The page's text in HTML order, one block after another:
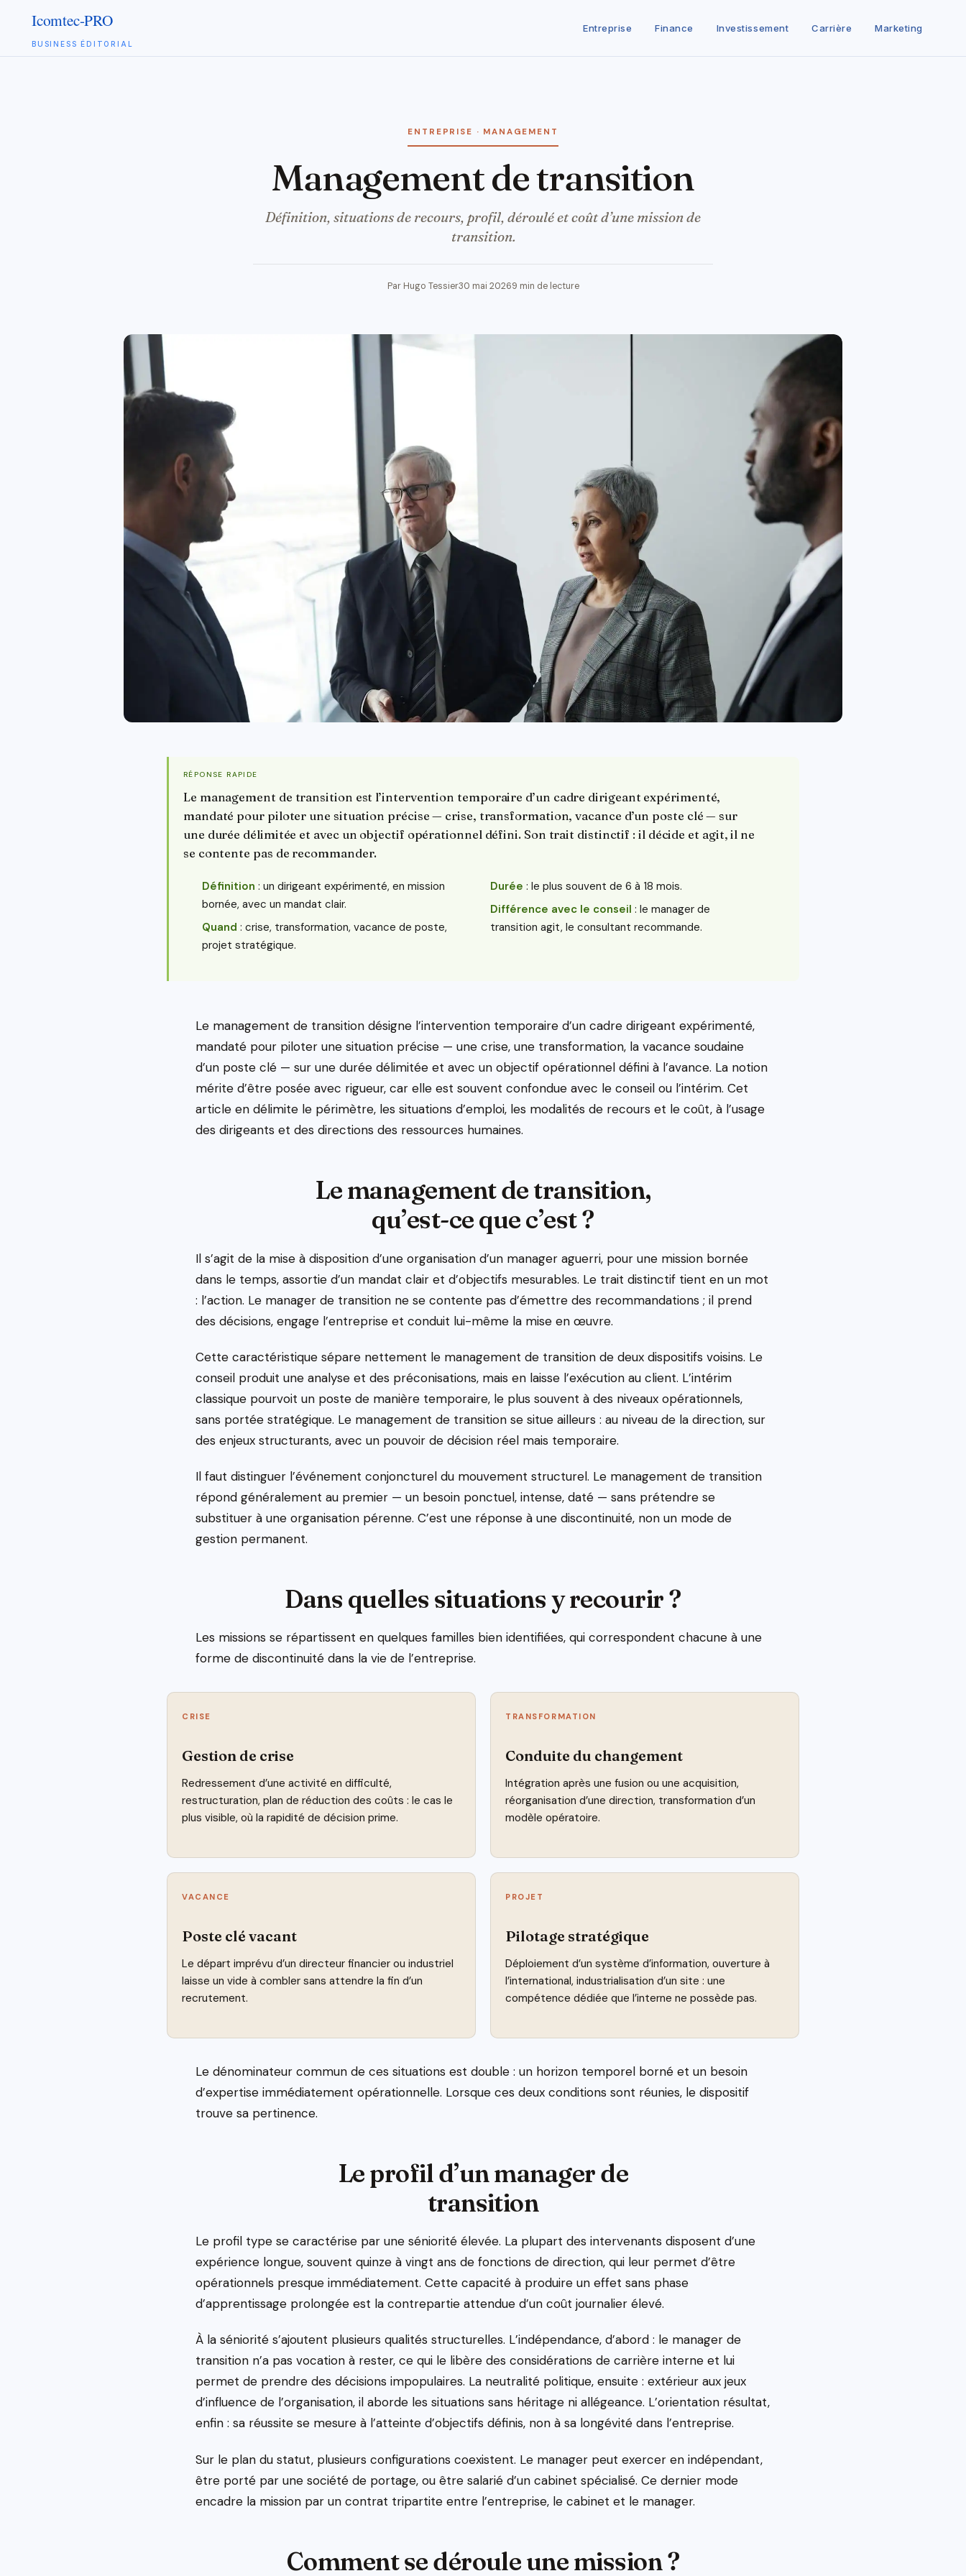
BUSINESS ÉDITORIAL
Entreprise Finance Investissement Carrière Marketing
ENTREPRISE · MANAGEMENT
management de transition
Définition, situations de recours, profil, déroulé et coût d’une mission de
transition.
Par Hugo Tessier30 mai 20269 min de lecture
RÉPONSE RAPIDE
Le management de transition est l’intervention temporaire d’un cadre dirigeant expérimenté,
mandaté pour piloter une situation précise — crise, transformation, vacance d’un poste clé — sur
une durée délimitée et avec un objectif opérationnel défini. Son trait distinctif : il décide et agit, il ne
se contente pas de recommander.
Définition : un dirigeant expérimenté, en mission
bornée, avec un mandat clair.
Quand : crise, transformation, vacance de poste,
projet stratégique.
Durée : le plus souvent de 6 à 18 mois.
Différence avec le conseil : le manager de
transition agit, le consultant recommande.
Le management de transition désigne l’intervention temporaire d’un cadre dirigeant expérimenté,
mandaté pour piloter une situation précise — une crise, une transformation, la vacance soudaine
d’un poste clé — sur une durée délimitée et avec un objectif opérationnel défini à l’avance. La notion
mérite d’être posée avec rigueur, car elle est souvent confondue avec le conseil ou l’intérim. Cet
article en délimite le périmètre, les situations d’emploi, les modalités de recours et le coût, à l’usage
des dirigeants et des directions des ressources humaines.
Le management de transition,
qu’est-ce que c’est ?
Il s’agit de la mise à disposition d’une organisation d’un manager aguerri, pour une mission bornée
dans le temps, assortie d’un mandat clair et d’objectifs mesurables. Le trait distinctif tient en un mot
: l’action. Le manager de transition ne se contente pas d’émettre des recommandations ; il prend
des décisions, engage l’entreprise et conduit lui-même la mise en œuvre.
Cette caractéristique sépare nettement le management de transition de deux dispositifs voisins. Le
conseil produit une analyse et des préconisations, mais en laisse l’exécution au client. L’intérim
classique pourvoit un poste de manière temporaire, le plus souvent à des niveaux opérationnels,
sans portée stratégique. Le management de transition se situe ailleurs : au niveau de la direction, sur
des enjeux structurants, avec un pouvoir de décision réel mais temporaire.
Il faut distinguer l’événement conjoncturel du mouvement structurel. Le management de transition
répond généralement au premier — un besoin ponctuel, intense, daté — sans prétendre se
substituer à une organisation pérenne. C’est une réponse à une discontinuité, non un mode de
gestion permanent.
Dans quelles situations y recourir ?
Les missions se répartissent en quelques familles bien identifiées, qui correspondent chacune à une
forme de discontinuité dans la vie de l’entreprise.
CRISE
Gestion de crise
Redressement d’une activité en difficulté,
restructuration, plan de réduction des coûts : le cas le
plus visible, où la rapidité de décision prime.
TRANSFORMATION
Conduite du changement
Intégration après une fusion ou une acquisition,
réorganisation d’une direction, transformation d’un
modèle opératoire.
VACANCE
Poste clé vacant
Le départ imprévu d’un directeur financier ou industriel
laisse un vide à combler sans attendre la fin d’un
recrutement.
PROJET
Pilotage stratégique
Déploiement d’un système d’information, ouverture à
l’international, industrialisation d’un site : une
compétence dédiée que l’interne ne possède pas.
Le dénominateur commun de ces situations est double : un horizon temporel borné et un besoin
d’expertise immédiatement opérationnelle. Lorsque ces deux conditions sont réunies, le dispositif
trouve sa pertinence.
Le profil d’un manager de
transition
Le profil type se caractérise par une séniorité élevée. La plupart des intervenants disposent d’une
expérience longue, souvent quinze à vingt ans de fonctions de direction, qui leur permet d’être
opérationnels presque immédiatement. Cette capacité à produire un effet sans phase
d’apprentissage prolongée est la contrepartie attendue d’un coût journalier élevé.
À la séniorité s’ajoutent plusieurs qualités structurelles. L’indépendance, d’abord : le manager de
transition n’a pas vocation à rester, ce qui le libère des considérations de carrière interne et lui
permet de prendre des décisions impopulaires. La neutralité politique, ensuite : extérieur aux jeux
d’influence de l’organisation, il aborde les situations sans héritage ni allégeance. L’orientation résultat,
enfin : sa réussite se mesure à l’atteinte d’objectifs définis, non à sa longévité dans l’entreprise.
Sur le plan du statut, plusieurs configurations coexistent. Le manager peut exercer en indépendant,
être porté par une société de portage, ou être salarié d’un cabinet spécialisé. Ce dernier mode
encadre la mission par un contrat tripartite entre l’entreprise, le cabinet et le manager.
Comment se déroule une mission ?